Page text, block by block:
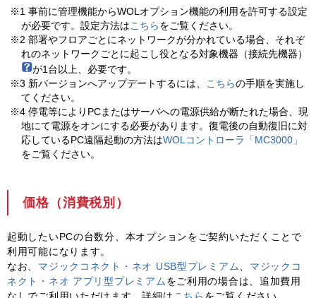
※1 事前に管理機能からWOLオプション機能の利用を許可する設定
が必要です。設定方法はこちら をご覧ください。
※2 部署やフロアごとにネットワークが分かれている場合、それぞ
れのネットワークごとに起こし役となる対象機器（接続先機器）
が1台以上、必要です。
※3 新バージョンへアップデートするには、 こちらの手順を実施し
てください。
※4 停電等によりPCまたはサーバへの電源供給が断たれた場合、現
地にて電源をオンにする必要があります。復電後の自動復旧に対
応しているPC遠隔起動の方法はWOLコントローラ「MC3000」
をご覧ください。
価格（消費税別）
起動したいPCの台数分、本オプションをご契約いただくことで
利用可能になります。
なお、 マジックコネクト・ネオ USB型プレミアム、 マジックコ
ネクト・ネオ アプリ型プレミアムをご利用の場合は、追加費用